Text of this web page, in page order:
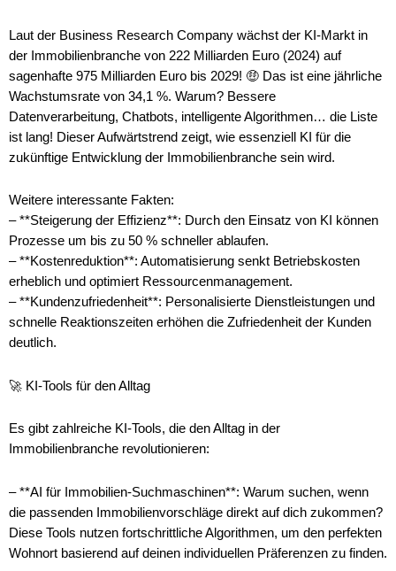
Laut der Business Research Company wächst der KI-Markt in
der Immobilienbranche von 222 Milliarden Euro (2024) auf
sagenhafte 975 Milliarden Euro bis 2029! 🤑 Das ist eine jährliche
Wachstumsrate von 34,1 %. Warum? Bessere
Datenverarbeitung, Chatbots, intelligente Algorithmen… die Liste
ist lang! Dieser Aufwärtstrend zeigt, wie essenziell KI für die
zukünftige Entwicklung der Immobilienbranche sein wird.
Weitere interessante Fakten:
– **Steigerung der Effizienz**: Durch den Einsatz von KI können
Prozesse um bis zu 50 % schneller ablaufen.
– **Kostenreduktion**: Automatisierung senkt Betriebskosten
erheblich und optimiert Ressourcenmanagement.
– **Kundenzufriedenheit**: Personalisierte Dienstleistungen und
schnelle Reaktionszeiten erhöhen die Zufriedenheit der Kunden
deutlich.
🚀 KI-Tools für den Alltag
Es gibt zahlreiche KI-Tools, die den Alltag in der
Immobilienbranche revolutionieren:
– **AI für Immobilien-Suchmaschinen**: Warum suchen, wenn
die passenden Immobilienvorschläge direkt auf dich zukommen?
Diese Tools nutzen fortschrittliche Algorithmen, um den perfekten
Wohnort basierend auf deinen individuellen Präferenzen zu finden.